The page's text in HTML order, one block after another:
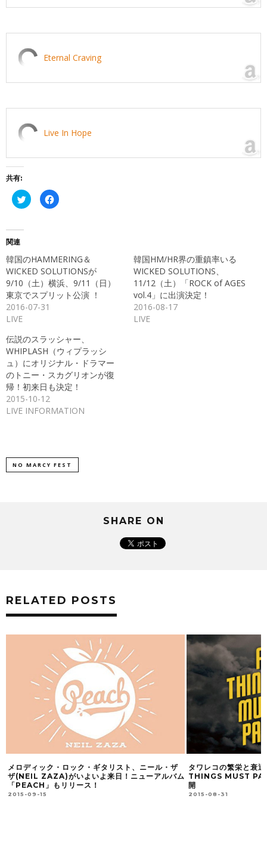
Eternal Craving
Live In Hope
共有:
ク
リ
共
有
(新
し
い
ウ
ィ
ン
ド
き
ま
す)
Facebook
で
ク
リ
ッ
ク
し
て
く
い
ウ
ィ
ン
ド
ウ
で
開
す)
関連
韓国のHAMMERING＆
WICKED SOLUTIONSが
9/10（土）横浜、9/11（日）
東京でスプリット公演 ！
2016-07-31
LIVE
韓国HM/HR界の重鎮率いる
WICKED SOLUTIONS、
11/12（土）「ROCK of AGES
vol.4」に出演決定！
2016-08-17
LIVE
伝説のスラッシャー、
WHIPLASH（ウィプラッシ
ュ）にオリジナル・ドラマー
のトニー・スカグリオンが復
帰！初来日も決定！
2015-10-12
LIVE INFORMATION
NO MARCY FEST
SHARE ON
RELATED POSTS
メロディック・ロック・ギタリスト、ニール・ザ
ザ(NEIL ZAZA)がいよいよ来日！ニューアルバム
「PEACH」もリリース！
2015-09-15
タワレコの繁栄と衰
THINGS MUST
開
2015-08-31